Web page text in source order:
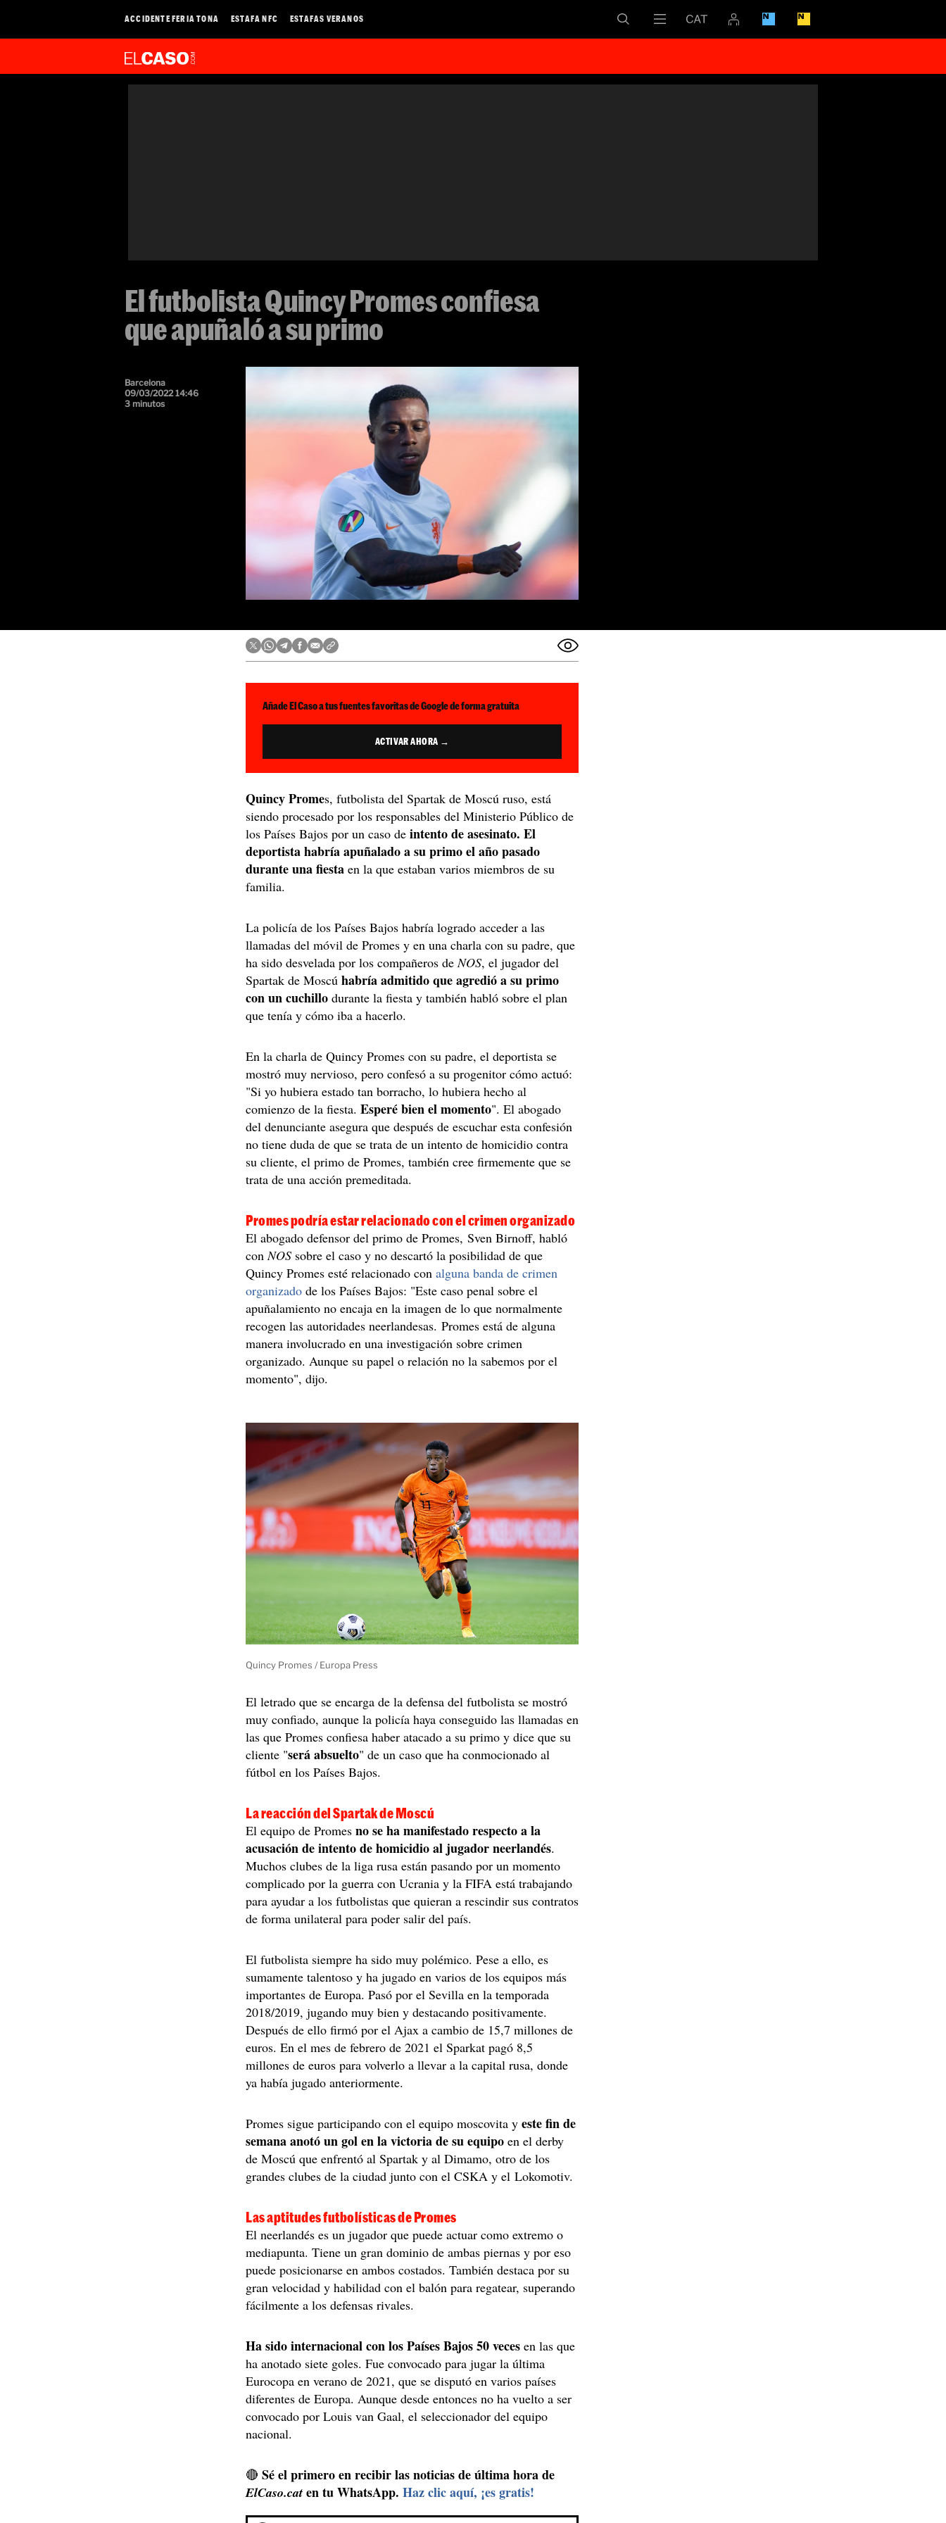
ACCIDENTE FERIA TONA ESTAFA NFC ESTAFAS VERANOS
El futbolista Quincy Promes confiesa
que apuñaló a su primo
Barcelona
09/03/2022 14:46
3 minutos
Añade El Caso a tus fuentes favoritas de Google de forma gratuita
ACTIVAR AHORA →
Quincy Promes, futbolista del Spartak de Moscú ruso, está
siendo procesado por los responsables del Ministerio Público de
los Países Bajos por un caso deintento de asesinato. El
deportista habría apuñalado a su primo el año pasado
durante una fiesta en la que estaban varios miembros de su
familia.
La policía de los Países Bajos habría logrado acceder a las
llamadas del móvil de Promes y en una charla con su padre, que
ha sido desvelada por los compañeros deNOS, el jugador del
Spartak de Moscúhabría admitido que agredió a su primo
con un cuchillo durante la fiesta y también habló sobre el plan
que tenía y cómo iba a hacerlo.
En la charla de Quincy Promes con su padre, el deportista se
mostró muy nervioso, pero confesó a su progenitor cómo actuó:
"Si yo hubiera estado tan borracho, lo hubiera hecho al
comienzo de la fiesta.Esperé bien el momento". El abogado
del denunciante asegura que después de escuchar esta confesión
no tiene duda de que se trata de un intento de homicidio contra
su cliente, el primo de Promes, también cree firmemente que se
trata de una acción premeditada.
Promes podría estar relacionado con el crimen organizado
El abogado defensor del primo de Promes, Sven Birnoff, habló
conNOS sobre el caso y no descartó la posibilidad de que
Quincy Promes esté relacionado conalguna banda de crimen
organizado de los Países Bajos: "Este caso penal sobre el
apuñalamiento no encaja en la imagen de lo que normalmente
recogen las autoridades neerlandesas. Promes está de alguna
manera involucrado en una investigación sobre crimen
organizado. Aunque su papel o relación no la sabemos por el
momento", dijo.
Quincy Promes / Europa Press
El letrado que se encarga de la defensa del futbolista se mostró
muy confiado, aunque la policía haya conseguido las llamadas en
las que Promes confiesa haber atacado a su primo y dice que su
cliente "será absuelto" de un caso que ha conmocionado al
fútbol en los Países Bajos.
La reacción del Spartak de Moscú
El equipo de Promesno se ha manifestado respecto a la
acusación de intento de homicidio al jugador neerlandés.
Muchos clubes de la liga rusa están pasando por un momento
complicado por la guerra con Ucrania y la FIFA está trabajando
para ayudar a los futbolistas que quieran a rescindir sus contratos
de forma unilateral para poder salir del país.
El futbolista siempre ha sido muy polémico. Pese a ello, es
sumamente talentoso y ha jugado en varios de los equipos más
importantes de Europa. Pasó por el Sevilla en la temporada
2018/2019, jugando muy bien y destacando positivamente.
Después de ello firmó por el Ajax a cambio de 15,7 millones de
euros. En el mes de febrero de 2021 el Sparkat pagó 8,5
millones de euros para volverlo a llevar a la capital rusa, donde
ya había jugado anteriormente.
Promes sigue participando con el equipo moscovita yeste fin de
semana anotó un gol en la victoria de su equipo en el derby
de Moscú que enfrentó al Spartak y al Dimamo, otro de los
grandes clubes de la ciudad junto con el CSKA y el Lokomotiv.
Las aptitudes futbolísticas de Promes
El neerlandés es un jugador que puede actuar como extremo o
mediapunta. Tiene un gran dominio de ambas piernas y por eso
puede posicionarse en ambos costados. También destaca por su
gran velocidad y habilidad con el balón para regatear, superando
fácilmente a los defensas rivales.
Ha sido internacional con los Países Bajos 50 veces en las que
ha anotado siete goles. Fue convocado para jugar la última
Eurocopa en verano de 2021, que se disputó en varios países
diferentes de Europa. Aunque desde entonces no ha vuelto a ser
convocado por Louis van Gaal, el seleccionador del equipo
nacional.
🔴Sé el primero en recibir las noticias de última hora de
ElCaso.cat en tu WhatsApp.Haz clic aquí, ¡es gratis!